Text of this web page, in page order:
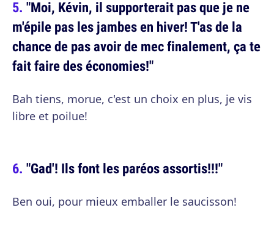
"Moi, Kévin, il supporterait pas que je ne
m'épile pas les jambes en hiver! T'as de la
chance de pas avoir de mec finalement, ça te
fait faire des économies!"
Bah tiens, morue, c'est un choix en plus, je vis
libre et poilue!
"Gad'! Ils font les paréos assortis!!!"
Ben oui, pour mieux emballer le saucisson!